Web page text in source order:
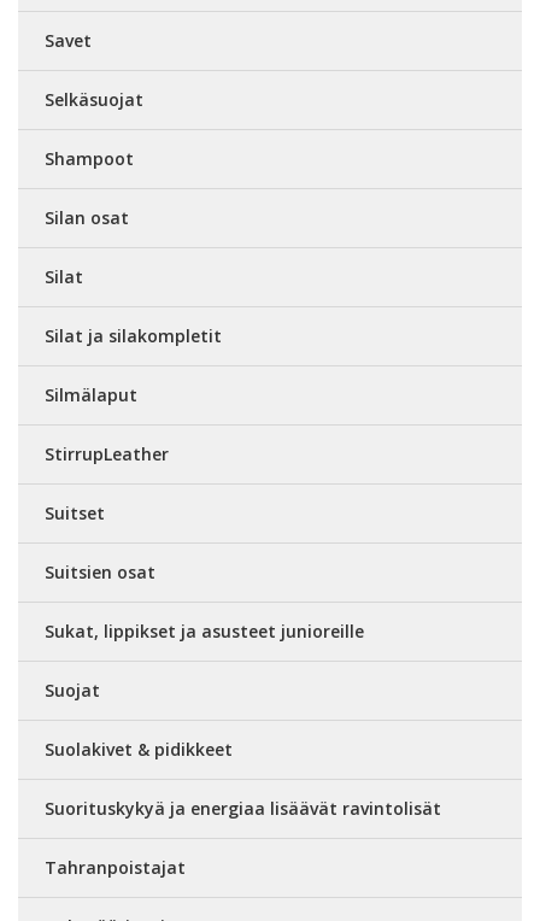
Savet
Selkäsuojat
Shampoot
Silan osat
Silat
Silat ja silakompletit
Silmälaput
StirrupLeather
Suitset
Suitsien osat
Sukat, lippikset ja asusteet junioreille
Suojat
Suolakivet & pidikkeet
Suorituskykyä ja energiaa lisäävät ravintolisät
Tahranpoistajat